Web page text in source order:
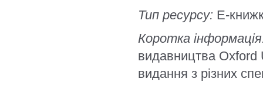
Тип ресурсу: E-
Коротка
видавництва Oxford
видання з різних